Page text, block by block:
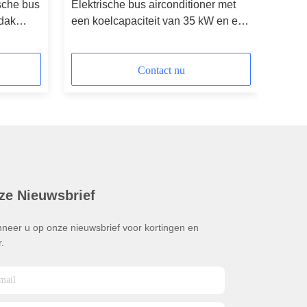
bus
Elektrische bus airconditioner met
een koelcapaciteit van 35 kW en een
meter bus
Contact nu
Nieuwsbrief
u op onze nieuwsbrief voor kortingen en